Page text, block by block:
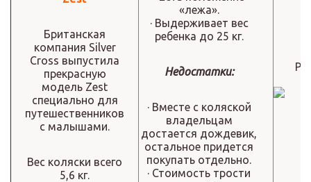
Британская
компания Silver
Cross выпустила
прекрасную
модель Zest
специально для
путешественников
с малышами.
Вес коляски всего
5,6 кг.
«лежа».
· Выдерживает вес
ребенка до 25 кг.
Недостатки:
· Вместе с коляской
владельцам
достается дождевик,
остальное придется
покупать отдельно.
· Стоимость трости